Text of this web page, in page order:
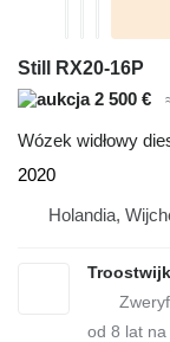
Still RX20-16P
2 500 €
Wózek widłowy
2020
Holandia,
od 8 lat